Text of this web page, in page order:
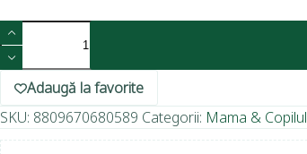
Adaugă la favorite
SKU: 8809670680589 Categorii: Mama & Copilul